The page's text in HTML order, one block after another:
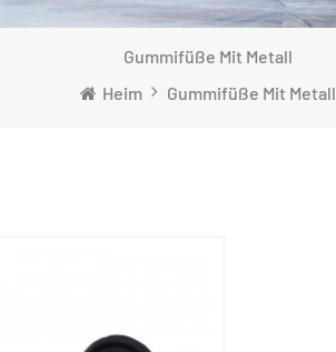
Gummifüße Mit Metall
Heim
Gummifüße Mit Metall